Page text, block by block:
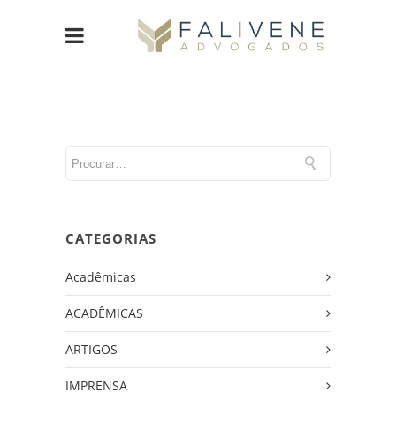
CATEGORIAS
Acadêmicas
ACADÊMICAS
ARTIGOS
IMPRENSA